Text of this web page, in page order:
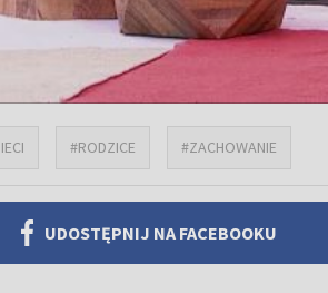
#RODZICE #ZACHOWANIE
UDOSTĘPNIJ NA FACEBOOKU